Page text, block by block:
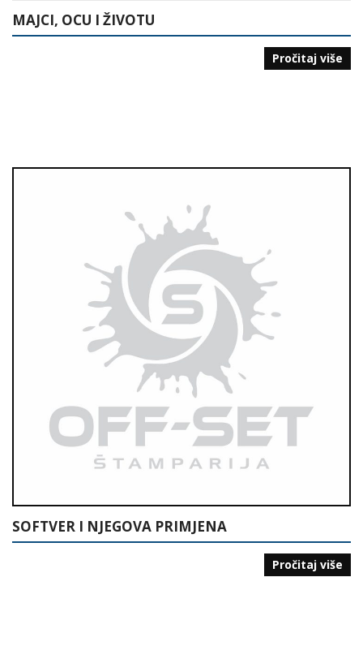
MAJCI, OCU I ŽIVOTU
Pročitaj više
SOFTVER I NJEGOVA PRIMJENA
Pročitaj više